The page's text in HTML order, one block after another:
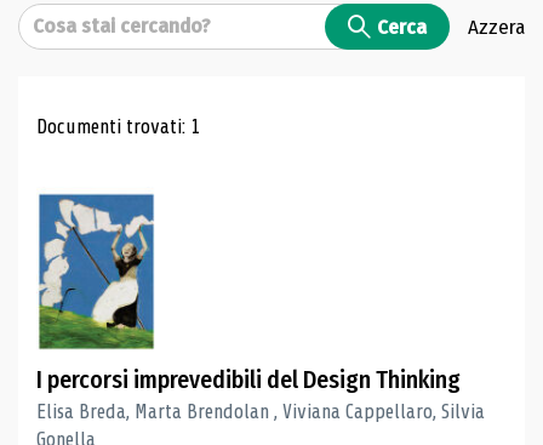
Cerca Cerca Azzera
Risultati di ricerca
Documenti trovati: 1
I percorsi imprevedibili del Design Thinking
Elisa Breda, Marta Brendolan , Viviana Cappellaro, Silvia
Gonella